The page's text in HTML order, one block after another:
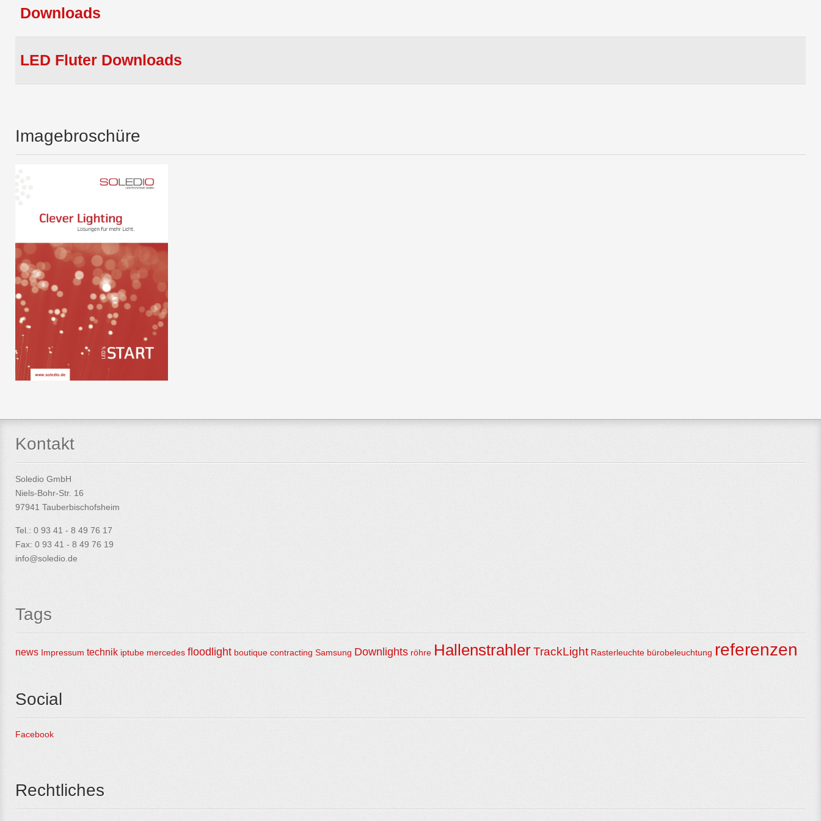
Downloads
LED Fluter Downloads
Imagebroschüre
Kontakt
Soledio GmbH
Niels-Bohr-Str. 16
97941 Tauberbischofsheim
Tel.: 0 93 41 - 8 49 76 17
Fax: 0 93 41 - 8 49 76 19
info@soledio.de
Tags
news Impressum technik iptube mercedes floodlight boutique contracting Samsung Downlights röhre HallenstrahlerTrackLight Rasterleuchte bürobeleuchtung referenzen
Social
Facebook
Rechtliches